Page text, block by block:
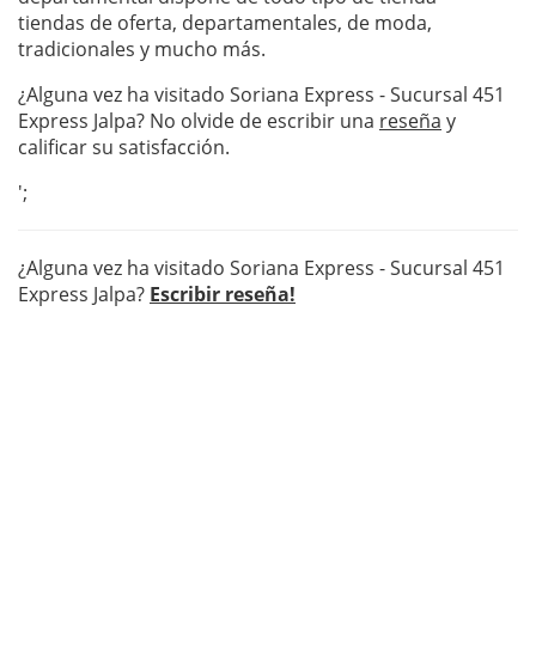
tiendas de oferta, departamentales, de moda,
tradicionales y mucho más.
¿Alguna vez ha visitado Soriana Express - Sucursal 451
Express Jalpa? No olvide de escribir una reseña y
calificar su satisfacción.
';
¿Alguna vez ha visitado Soriana Express - Sucursal 451
Express Jalpa? Escribir reseña!